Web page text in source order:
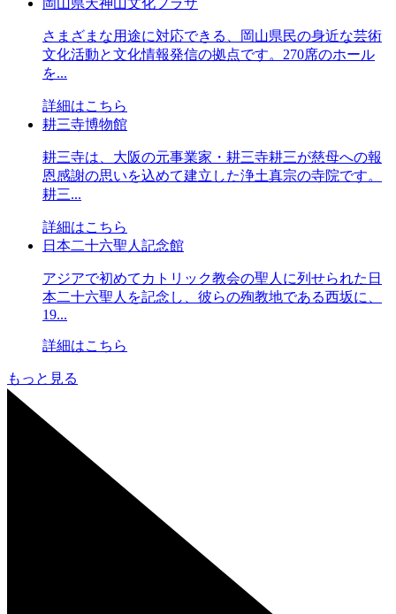
さまざまな用途に対応できる、岡山県民の身近な芸術
文化活動と文化情報発信の拠点です。270席のホール
を...
詳細はこちら
耕三寺博物館
耕三寺は、大阪の元事業家・耕三寺耕三が慈母への報
恩感謝の思いを込めて建立した浄土真宗の寺院です。
耕三...
詳細はこちら
日本二十六聖人記念館
アジアで初めてカトリック教会の聖人に列せられた日
本二十六聖人を記念し、彼らの殉教地である西坂に、
19...
詳細はこちら
もっと見る